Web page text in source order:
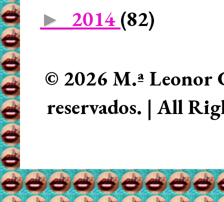
► 2014 (82)
© 2026 M.ª Leonor
reservados. | All